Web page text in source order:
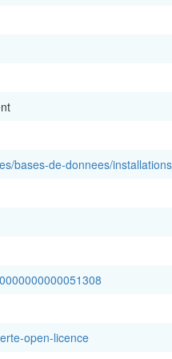
bases-de-donnees/
open-licence